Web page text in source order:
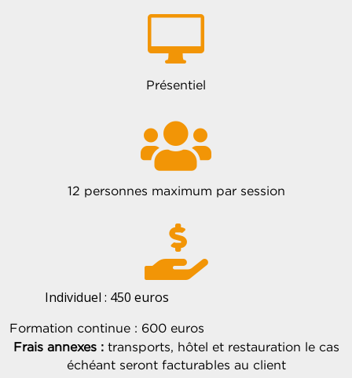

Présentiel

12 personnes maximum par session

Individuel : 450 euros
Formation continue : 600 euros
Frais annexes : transports, hôtel et restauration le cas
échéant seront facturables au client